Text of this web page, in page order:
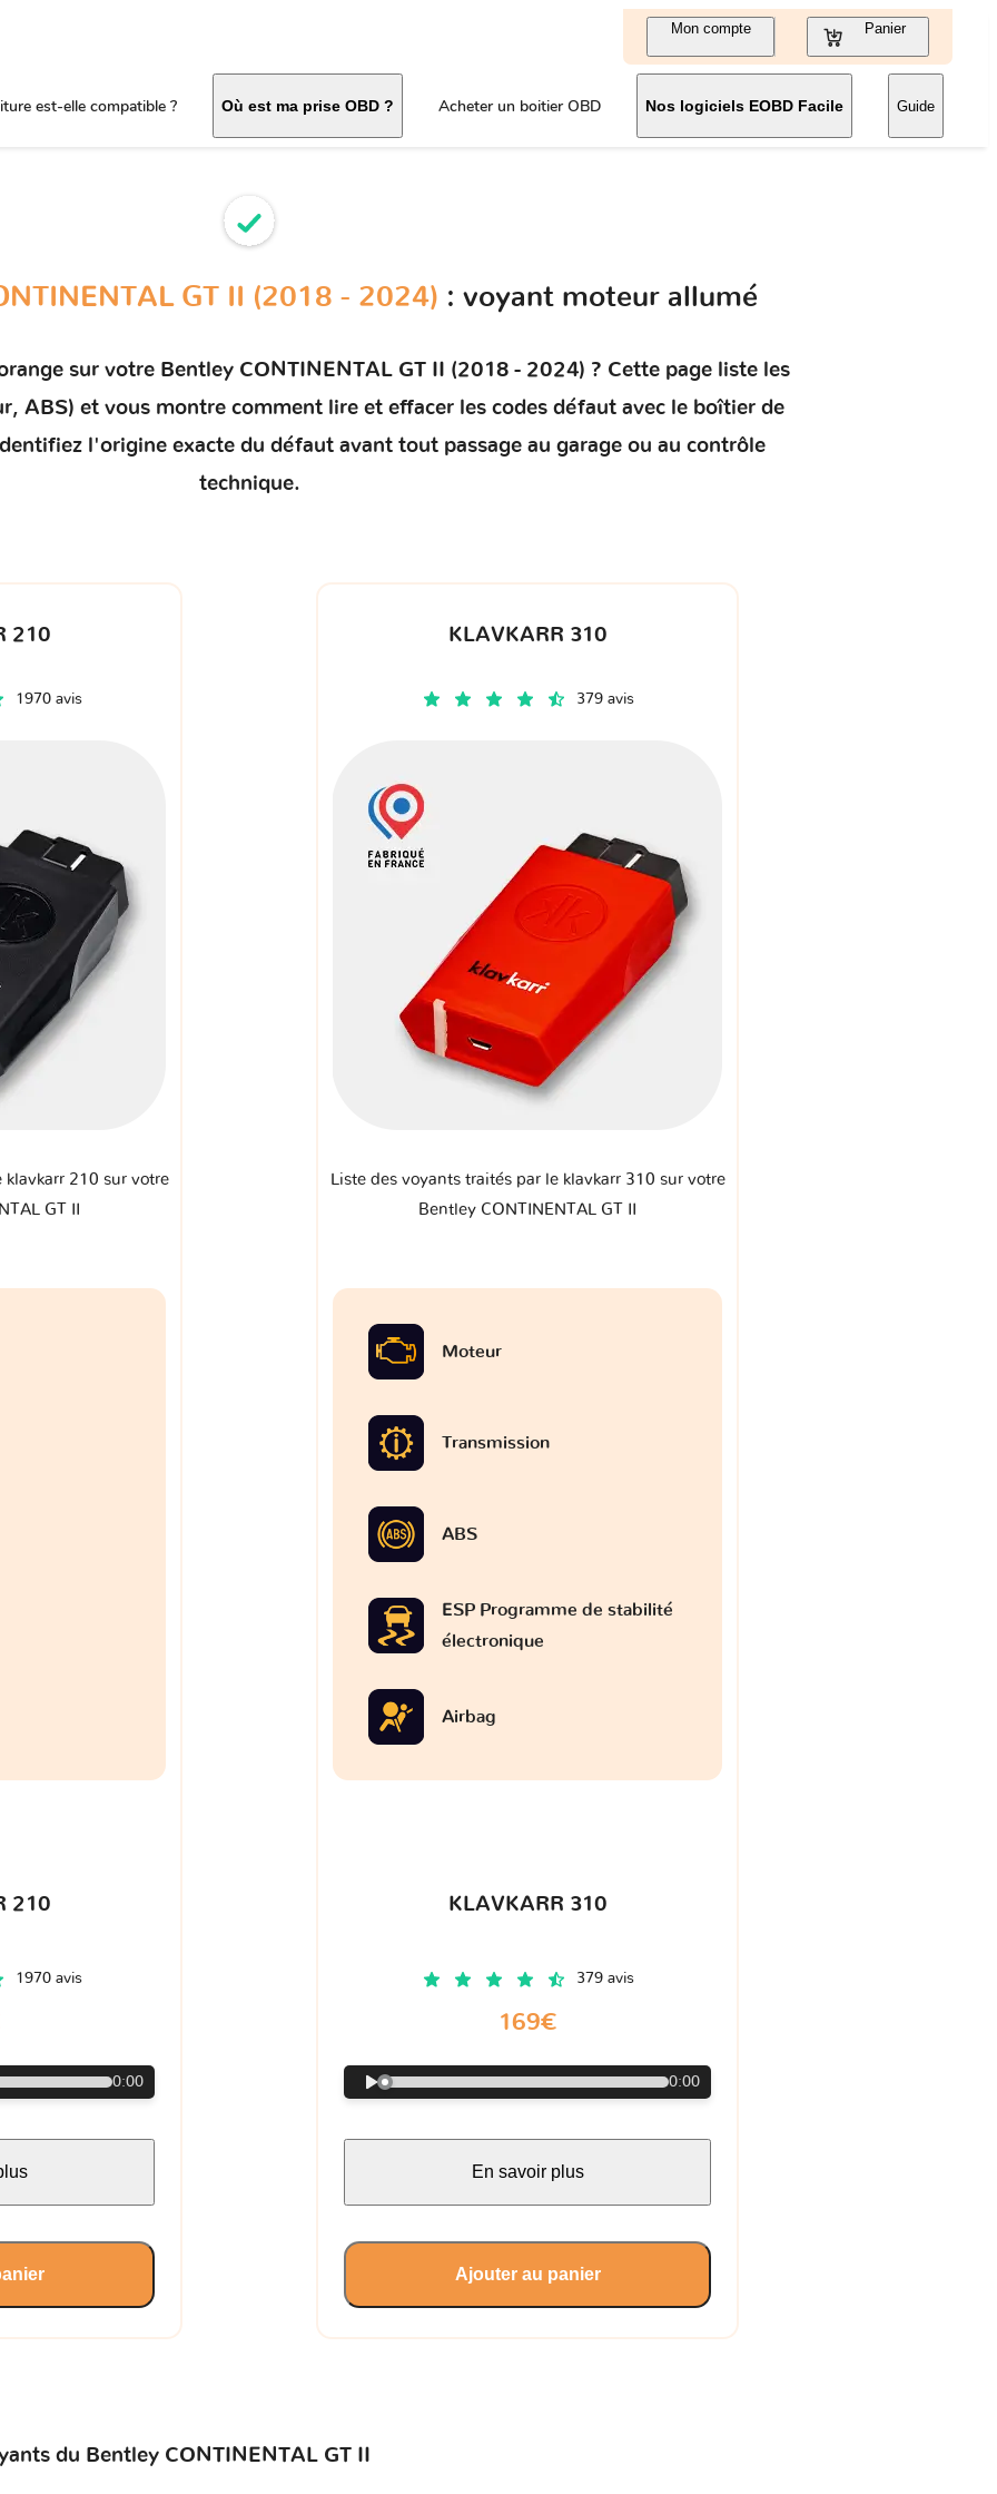
Mon compte Panier
est-elle compatible ? Où est ma prise OBD ? Acheter un boitier OBD Nos logiciels EOBD Facile Guide
GT II (2018 - 2024) : voyant moteur allumé
sur votre Bentley CONTINENTAL GT II (2018 - 2024) ? Cette page liste les
ABS) et vous montre comment lire et effacer les codes défaut avec le boîtier de
l'origine exacte du défaut avant tout passage au garage ou au contrôle
technique.
210
1970 avis
klavkarr 210 sur votre
GT II
210
1970 avis
0:00
KLAVKARR 310
379 avis
Liste des voyants traités par le klavkarr 310 sur votre
Bentley CONTINENTAL GT II
Moteur
Transmission
ABS
ESP Programme de stabilité
électronique
Airbag
KLAVKARR 310
379 avis
169€
0:00
En savoir plus
Ajouter au panier
du Bentley CONTINENTAL GT II